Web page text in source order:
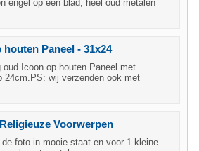
engel op een blad, heel oud metalen
Paneel - 31x24
Icoon op houten Paneel met
24cm.PS: wij verzenden ook met
Voorwerpen
foto in mooie staat en voor 1 kleine